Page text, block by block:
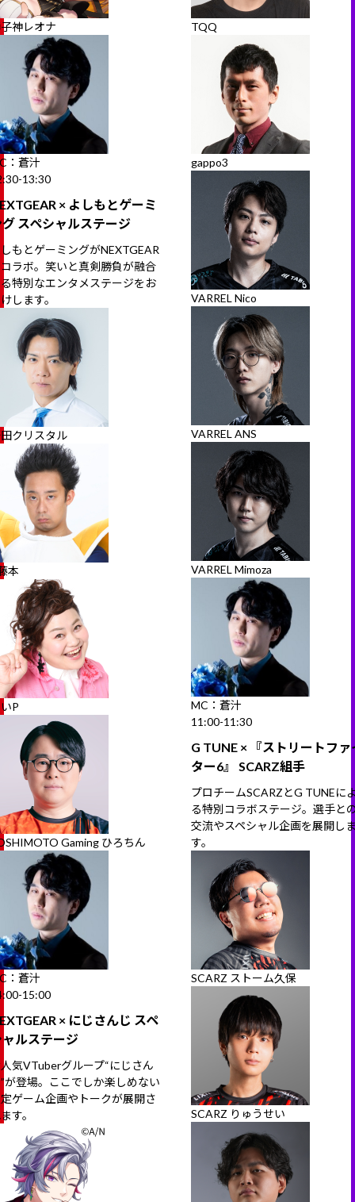
神レオナ
：蒼汁
13:30
× よしもとゲーミ
スペシャルステージ
もとゲーミングがNEXTGEAR
ラボ。笑いと真剣勝負が融合
特別なエンタメステージをお
します。
クリスタル
本
P
Gaming ひろちん
：蒼汁
15:00
× にじさんじ スペ
ルステージ
気VTuberグループ“にじさん
が登場。ここでしか楽しめない
ゲーム企画やトークが展開さ
す。
TQQ
gappo3
VARREL Nico
VARREL ANS
VARREL Mimoza
MC：蒼汁
11:00-11:30
G TUNE × 『ストリートファ
ター6』 SCARZ組手
プロチームSCARZとG TUNEに
る特別コラボステージ。選手と
交流やスペシャル企画を展開し
す。
SCARZ ストーム久保
SCARZ りゅうせい